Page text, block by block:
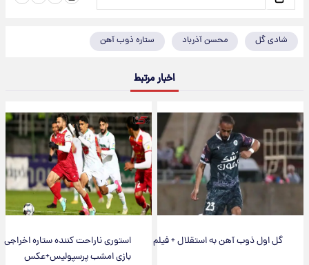
شادی گل محسن آذرباد ستاره ذوب آهن
اخبار مرتبط
گل اول ذوب آهن به استقلال + فیلم
استوری ناراحت کننده ستاره اخراجی
بازی امشب پرسپولیس+عکس